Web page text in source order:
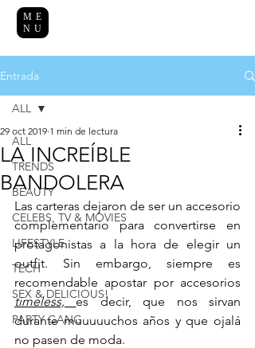
ME
NU
Entrada
ALL
TRENDS
BEAUTY
CELEBS, TV & MOVIES
LIFESTYLE
TECH
SEX & DELICIOUS!
PARTY GANG
ALL
LA INCREÍBLE
BANDOLERA
29 oct 2019 1 min de lectura
Las carteras dejaron de ser un accesorio
complementario para convertirse en
protagonistas a la hora de elegir un
outfit. Sin embargo, siempre es
timeless, es decir, que nos sirvan
durante muuuuuchos años y que ojalá
no pasen de moda.